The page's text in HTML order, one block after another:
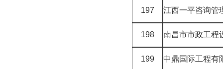
197 江西一平咨询管
198 南昌市市政工程
199 中鼎国际工程有